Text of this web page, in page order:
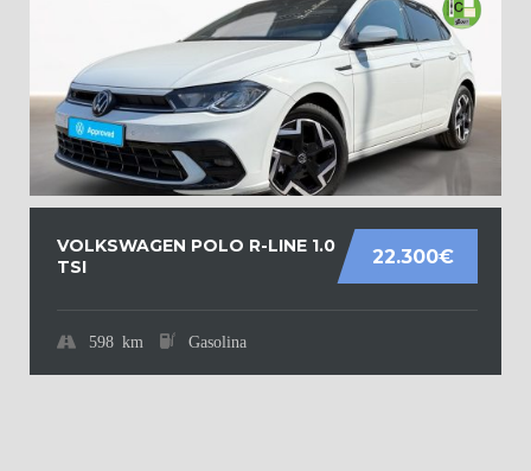
22.300€
VOLKSWAGEN POLO R-LINE 1.0
TSI
598 km Gasolina